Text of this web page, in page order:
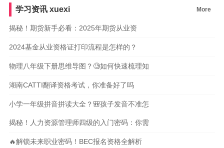
学习资讯 xuexi More
揭秘！期货新手必看：2025年期货从业资
2024基金从业资格证打印流程是怎样的？
物理八年级下册思维导图？🧐如何快速梳理知
湖南CATTI翻译资格考试，你准备好了吗
小学一年级拼音拼读大全？🎒孩子发音不准怎
揭秘！人力资源管理师四级的入门密码：你需
🔥解锁未来职业密码！BEC报名资格全解析